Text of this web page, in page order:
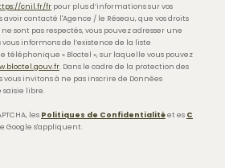
cnil.fr/fr pour plus d’informations sur vos
avoir contacté l'Agence / le Réseau, que vos droits
sont pas respectés, vous pouvez adresser une
informons de l’existence de la liste
téléphonique « Bloctel », sur laquelle vous pouvez
. Dans le cadre de la protection des
vous invitons à ne pas inscrire de Données
saisie libre.
les Politiques de Confidentialitéet es C
Google s'appliquent.